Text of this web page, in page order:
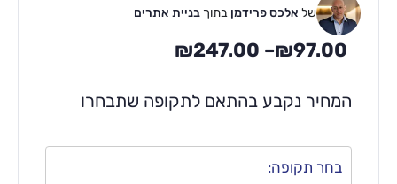
של אלכס פרידמן בתוך בניית אתרים
₪97.00
–
₪247.00
המחיר נקבע בהתאם לתקופה שתבחרו
בחר תקופה: